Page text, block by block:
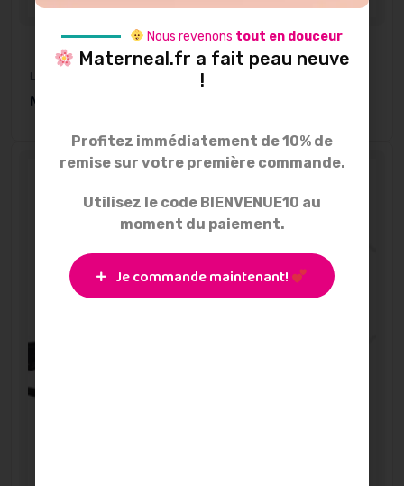
Location
MAMIVAC Sensitive C
Nous revenons tout en douceur
Materneal.fr a fait peau neuve
!
Profitez immédiatement de 10% de
remise sur votre première commande.
Utilisez le code BIENVENUE10 au
moment du paiement.
Je commande maintenant!